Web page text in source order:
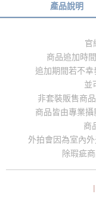
產品說明
官
商品追加時
追加期間若不
並
非套裝販售商
商品皆由專業
商
外拍會因為室內
除瑕疵